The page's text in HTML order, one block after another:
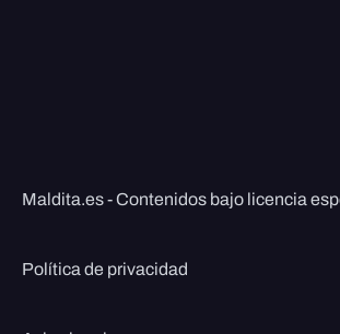
Maldita.es - Contenidos bajo licencia
Política de privacidad